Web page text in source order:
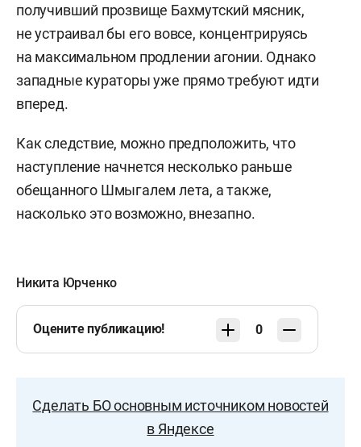
получивший прозвище Бахмутский мясник,
не устраивал бы его вовсе, концентрируясь
на максимальном продлении агонии. Однако
западные кураторы уже прямо требуют идти
вперед.
Как следствие, можно предположить, что
наступление начнется несколько раньше
обещанного Шмыгалем лета, а также,
насколько это возможно, внезапно.
Никита Юрченко
Оцените публикацию! 0
Сделать БО основным источником новостей
в Яндексе